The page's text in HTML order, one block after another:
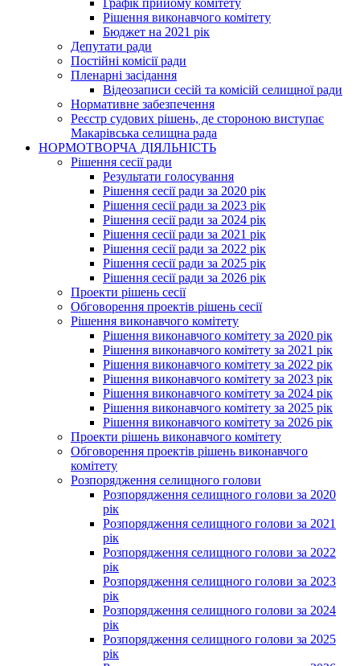
Графік прийому комітету
Рішення виконавчого комітету
Бюджет на 2021 рік
Депутати ради
Постійні комісії ради
Пленарні засідання
Відеозаписи сесій та комісій селищної ради
Нормативне забезпечення
Реєстр судових рішень, де стороною виступає
Макарівська селищна рада
НОРМОТВОРЧА ДІЯЛЬНІСТЬ
Рішення сесії ради
Результати голосування
Рішення сесії ради за 2020 рік
Рішення сесії ради за 2023 рік
Рішення сесії ради за 2024 рік
Рішення сесії ради за 2021 рік
Рішення сесії ради за 2022 рік
Рішення сесії ради за 2025 рік
Рішення сесії ради за 2026 рік
Проекти рішень сесії
Обговорення проектів рішень сесії
Рішення виконавчого комітету
Рішення виконавчого комітету за 2020 рік
Рішення виконавчого комітету за 2021 рік
Рішення виконавчого комітету за 2022 рік
Рішення виконавчого комітету за 2023 рік
Рішення виконавчого комітету за 2024 рік
Рішення виконавчого комітету за 2025 рік
Рішення виконавчого комітету за 2026 рік
Проекти рішень виконавчого комітету
Обговорення проектів рішень виконавчого
комітету
Розпорядження селищного голови
Розпорядження селищного голови за 2020
рік
Розпорядження селищного голови за 2021
рік
Розпорядження селищного голови за 2022
рік
Розпорядження селищного голови за 2023
рік
Розпорядження селищного голови за 2024
рік
Розпорядження селищного голови за 2025
рік